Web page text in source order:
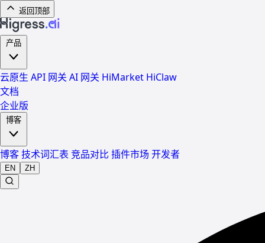
返回顶部
云原生 API 网关 AI 网关 HiMarket HiClaw
文档
企业版
博客技术词汇表 竞品对比 插件市场 开发者
EN ZH